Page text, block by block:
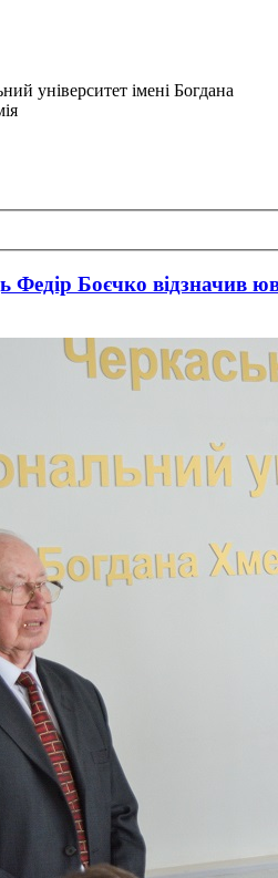
університет імені Богдана
Федір Боєчко відзначив